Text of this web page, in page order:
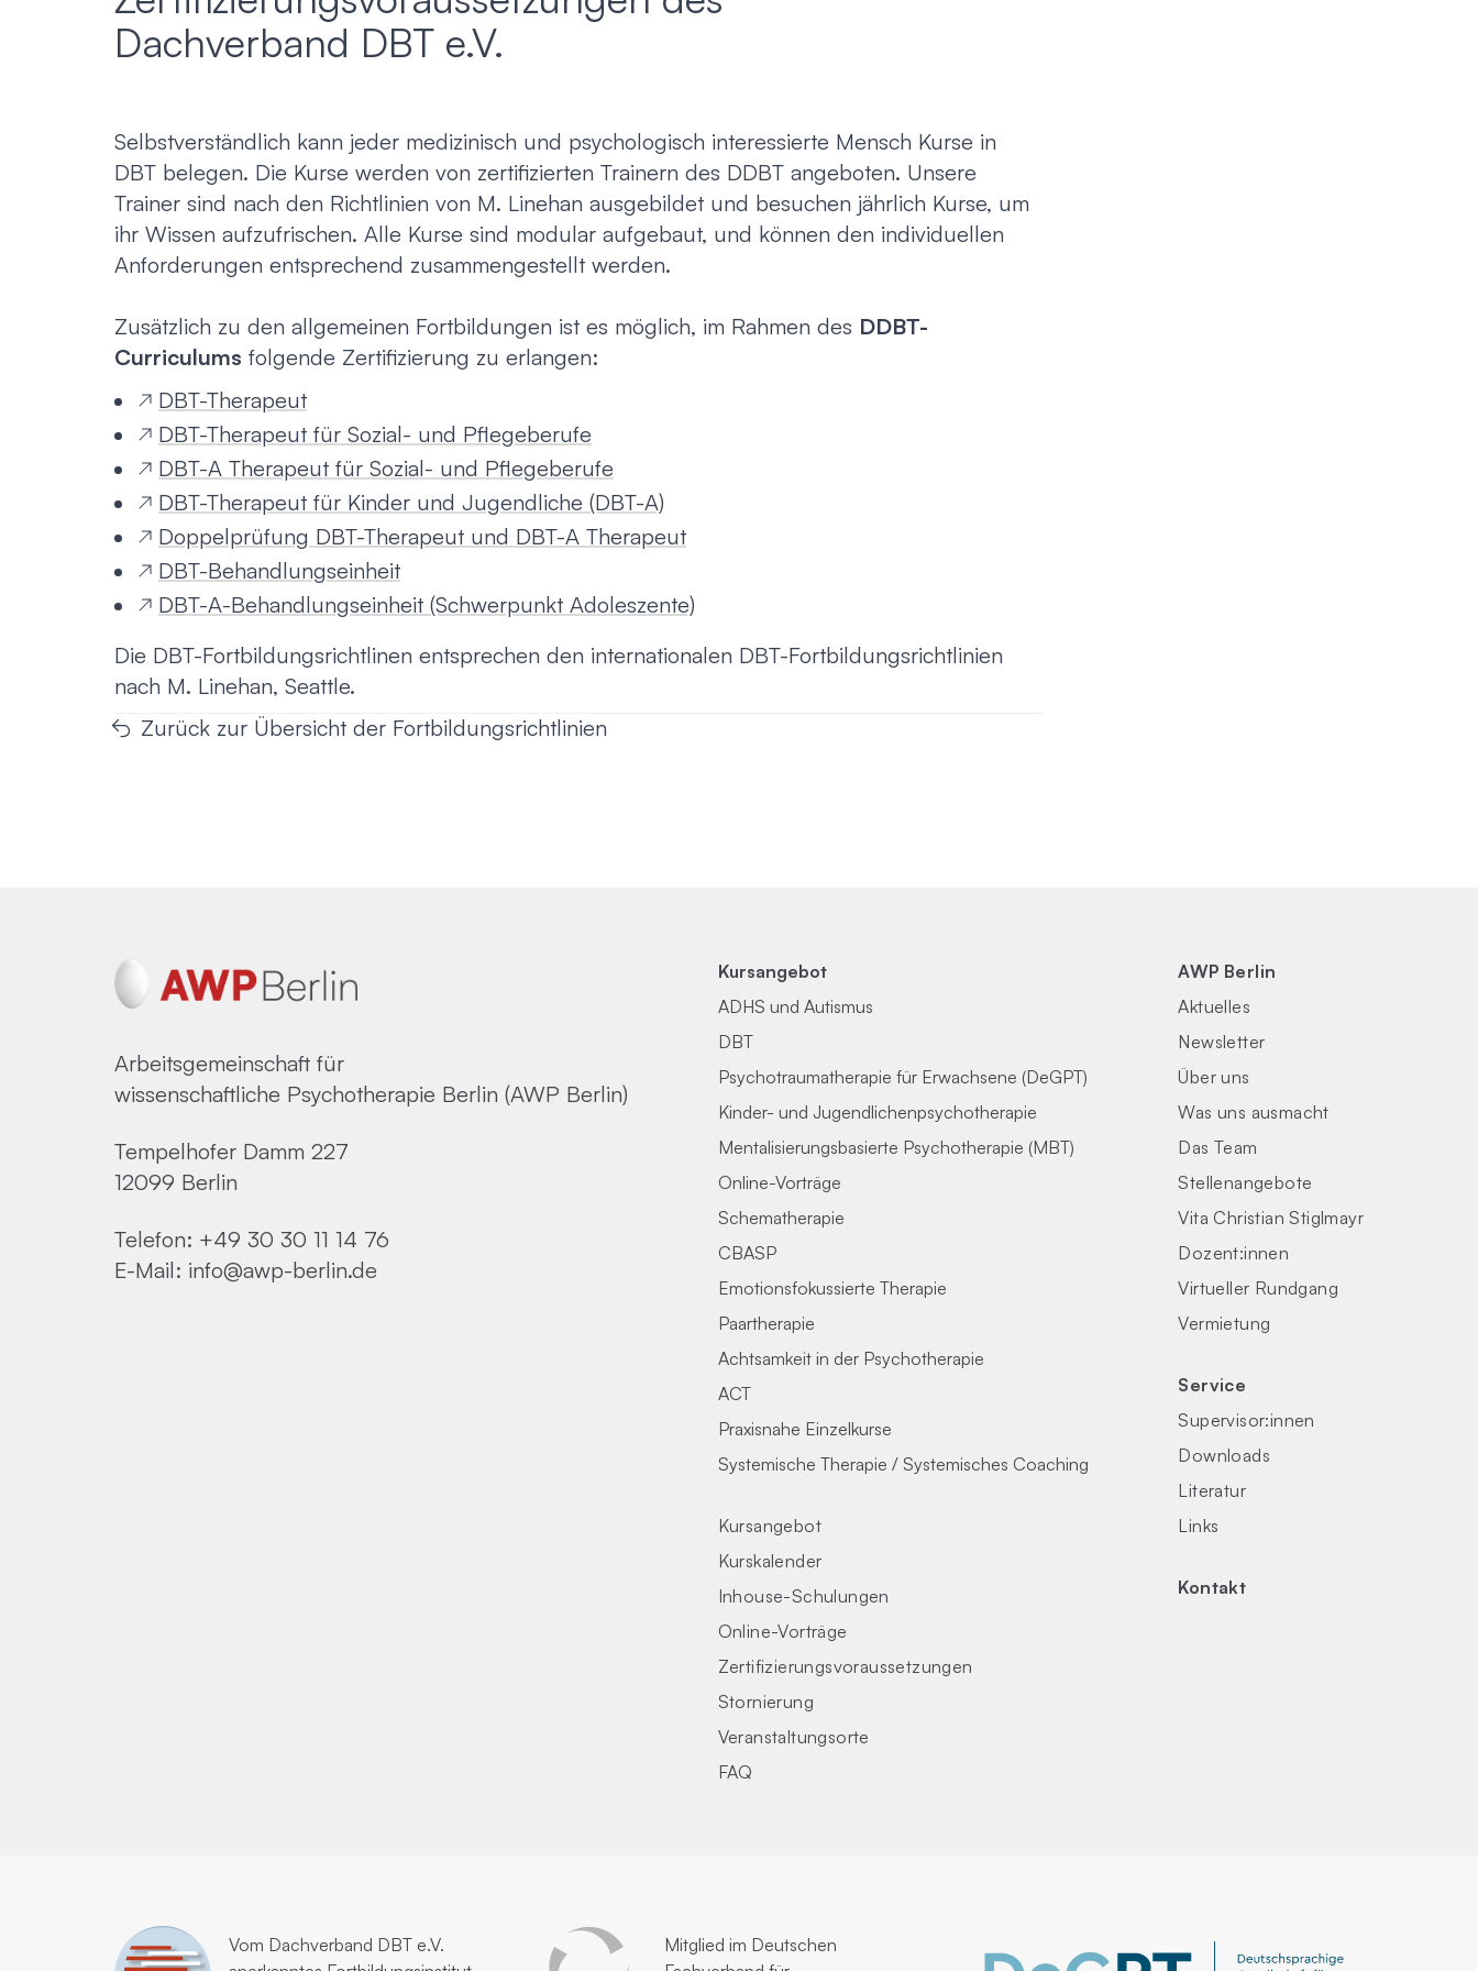
Emotionsfokussierte Therapie
Achtsamkeit in der Psychotherapie ACT
Praxisnahe Einzelkurse
Systemische Therapie / Systemisches
Coaching
Dachverband DBT e.V.
Selbstverständlich kann jeder medizinisch und psychologisch interessierte Mensch Kurse in
DBT belegen. Die Kurse werden von zertifizierten Trainern des DDBT angeboten. Unsere
Trainer sind nach den Richtlinien von M. Linehan ausgebildet und besuchen jährlich Kurse, um
ihr Wissen aufzufrischen. Alle Kurse sind modular aufgebaut, und können den individuellen
Anforderungen entsprechend zusammengestellt werden.
Zusätzlich zu den allgemeinen Fortbildungen ist es möglich, im Rahmen des DDBT-
Curriculums folgende Zertifizierung zu erlangen:
DBT-Therapeut
DBT-Therapeut für Sozial- und Pflegeberufe
DBT-A Therapeut für Sozial- und Pflegeberufe
DBT-Therapeut für Kinder und Jugendliche (DBT-A)
Doppelprüfung DBT-Therapeut und DBT-A Therapeut
DBT-Behandlungseinheit
DBT-A-Behandlungseinheit (Schwerpunkt Adoleszente)
Die DBT-Fortbildungsrichtlinen entsprechen den internationalen DBT-Fortbildungsrichtlinien
nach M. Linehan, Seattle.
Zurück zur Übersicht der Fortbildungsrichtlinien
Arbeitsgemeinschaft für
wissenschaftliche Psychotherapie Berlin (AWP Berlin)
Tempelhofer Damm 227
12099 Berlin
Telefon: +49 30 30 11 14 76
E-Mail: info@awp-berlin.de
Kursangebot
ADHS und Autismus
DBT
Psychotraumatherapie für Erwachsene (DeGPT)
Kinder- und Jugendlichenpsychotherapie
Mentalisierungsbasierte Psychotherapie (MBT)
Online-Vorträge
Schematherapie
CBASP
Emotionsfokussierte Therapie
Paartherapie
Achtsamkeit in der Psychotherapie
ACT
Praxisnahe Einzelkurse
Systemische Therapie / Systemisches Coaching
Kursangebot
Kurskalender
Inhouse-Schulungen
Online-Vorträge
Zertifizierungs­voraus­setzungen
Stornierung
Veranstaltungsorte
FAQ
AWP Berlin
Aktuelles
Newsletter
Über uns
Was uns ausmacht
Das Team
Stellenangebote
Vita Christian Stiglmayr
Dozent:innen
Virtueller Rundgang
Vermietung
Service
Supervisor:innen
Downloads
Literatur
Links
Kontakt
Vom Dachverband DBT e.V.
Mitglied im Deutschen